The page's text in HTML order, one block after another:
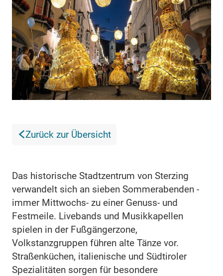
Zurück zur Übersicht
Das historische Stadtzentrum von Sterzing
verwandelt sich an sieben Sommerabenden -
immer Mittwochs- zu einer Genuss- und
Festmeile. Livebands und Musikkapellen
spielen in der Fußgängerzone,
Volkstanzgruppen führen alte Tänze vor.
Straßenküchen, italienische und Südtiroler
Spezialitäten sorgen für besondere